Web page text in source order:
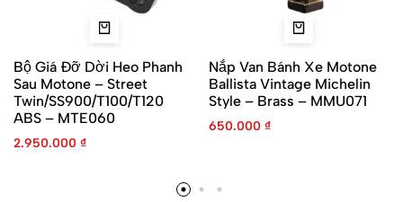
Bộ Giá Đỡ Dời Heo Phanh
Sau Motone – Street
Twin/SS900/T100/T120
ABS – MTE060
2.950.000 ₫
Nắp Van Bánh Xe Motone
Ballista Vintage Michelin
Style – Brass – MMU071
650.000 ₫